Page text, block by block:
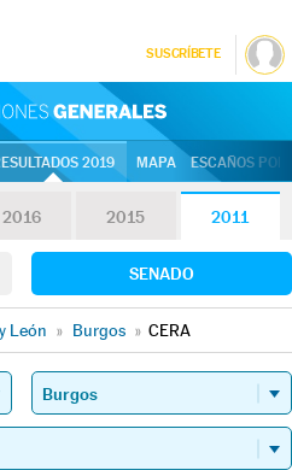
SUSCRÍBETE
2019 MAPA ESCAÑOS
2016 2015 2011
SENADO
León » Burgos » CERA